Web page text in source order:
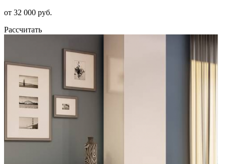
от 32 000 руб.
Рассчитать